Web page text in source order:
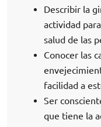
Describir la
actividad
salud de las
Conocer las
facilidad a
Ser
que tiene la